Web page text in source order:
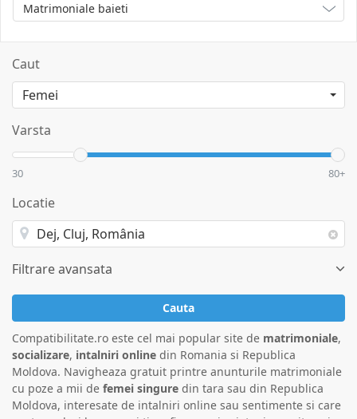
Matrimoniale baieti
Caut
Varsta
30 80+
Locatie
Filtrare avansata
Cauta
Compatibilitate.ro este cel mai popular site de matrimoniale,
socializare, intalniri online din Romania si Republica
Moldova. Navigheaza gratuit printre anunturile matrimoniale
cu poze a mii de femei singure din tara sau din Republica
Moldova, interesate de intalniri online sau sentimente si care